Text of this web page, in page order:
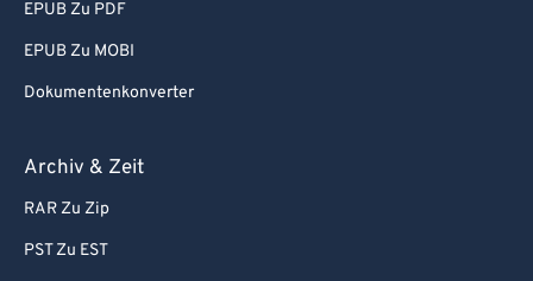
EPUB Zu PDF
EPUB Zu MOBI
Dokumentenkonverter
Archiv & Zeit
RAR Zu Zip
PST Zu EST